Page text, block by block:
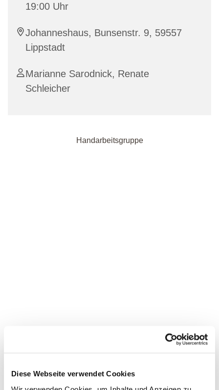
Diese Webseite verwendet Cookies
19:00 Uhr
Johanneshaus, Bunsenstr. 9, 59557
Lippstadt
Marianne Sarodnick, Renate
Schleicher
Handarbeitsgruppe
Dies könnte Sie auch